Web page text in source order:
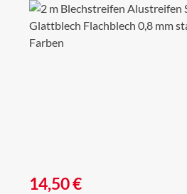
Bildergalerie überspringen
Regulärer Preis:
14,50 €